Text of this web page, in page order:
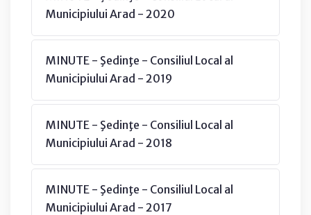
Municipiului Arad - 2020
MINUTE - Şedinţe - Consiliul Local al
Municipiului Arad - 2019
MINUTE - Şedinţe - Consiliul Local al
Municipiului Arad - 2018
MINUTE - Şedinţe - Consiliul Local al
Municipiului Arad - 2017